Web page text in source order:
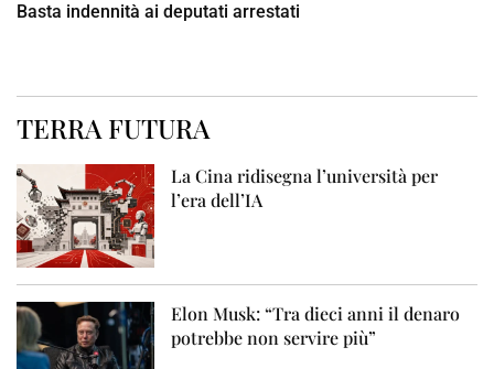
Basta indennità ai deputati arrestati
TERRA FUTURA
La Cina ridisegna l’università per
l’era dell’IA
Elon Musk: “Tra dieci anni il denaro
potrebbe non servire più”